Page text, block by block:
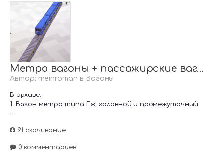
Метро вагоны + пассажирские вагоны (VT)
Автор: meinroman в Вагоны
В архиве:
1. Вагон метро типа Еж, головной и промежуточный
91 скачивание
0 комментариев